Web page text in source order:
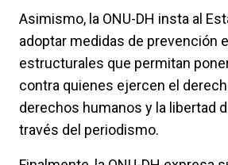
Asimismo, la ONU-DH insta al
adoptar medidas de prevención
estructurales que permitan
contra quienes ejercen el
derechos humanos y la libertad
través del periodismo.